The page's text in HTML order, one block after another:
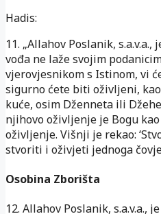
Hadis:
11. „Allahov Poslanik,
vođa ne laže svojim
vjerovjesnikom s Istinom, vi
sigurno ćete biti oživljeni,
kuće, osim Dženneta ili
njihovo oživljenje je Bogu
oživljenje. Višnji je rekao:
stvoriti i oživjeti jednoga
Osobina Zborišta
12. Allahov Poslanik, s.a.v.a.,